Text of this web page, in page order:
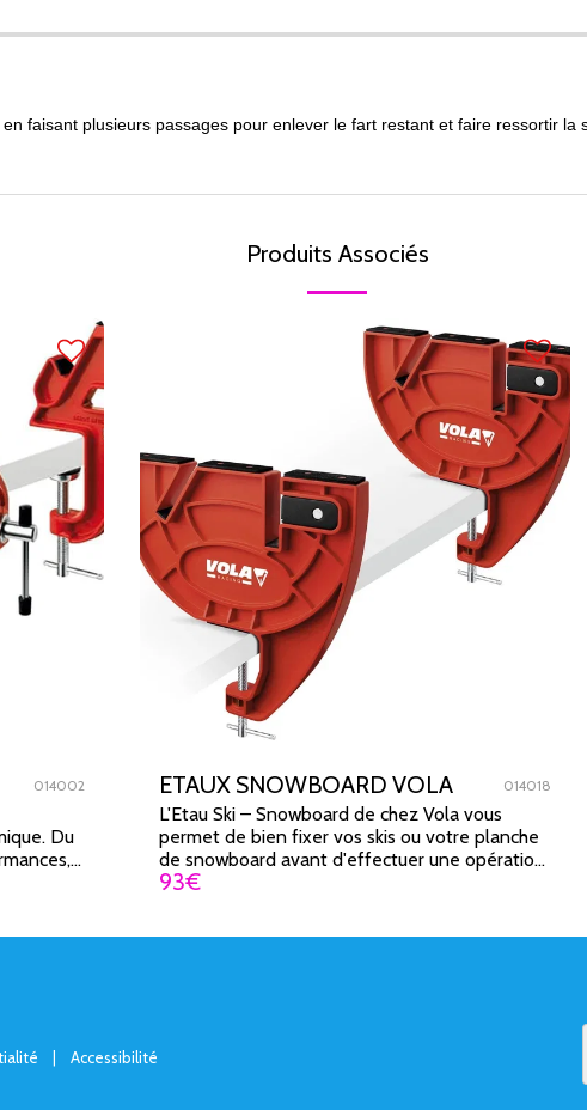
faisant plusieurs passages pour enlever le fart restant et faire ressortir la
Produits Associés
014002
Du
ETAUX SNOWBOARD VOLA 014018
L'Etau Ski – Snowboard de chez Vola vous
permet de bien fixer vos skis ou votre planche
de snowboard avant d'effectuer une opération
d'entretien.
93€
Accessibilité